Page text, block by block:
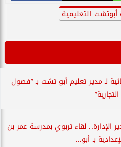
أبوتشت التعليمية
لـ مدير تعليم أبو تشت بـ ”فصول
الإدارة.. لقاء تربوي بمدرسة عمر بن
بـ أبو...